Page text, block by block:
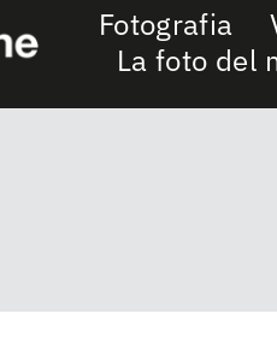
Fotografia
La foto del